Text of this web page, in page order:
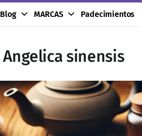
Blog MARCAS Padecimientos
Angelica sinensis